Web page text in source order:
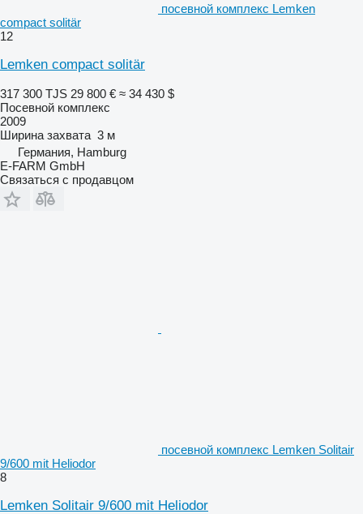
посевной комплекс Lemken
compact solitär
12
Lemken compact solitär
317 300 TJS 29 800 € ≈ 34 430 $
Посевной комплекс
2009
Ширина захвата 3 м
Германия, Hamburg
E-FARM GmbH
Связаться с продавцом
посевной комплекс Lemken Solitair
9/600 mit Heliodor
8
Lemken Solitair 9/600 mit Heliodor